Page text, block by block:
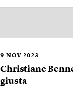
9 NOV 2023
Christiane
giusta